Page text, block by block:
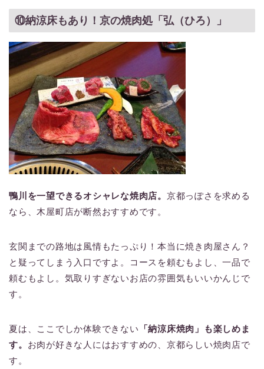
⑩納涼床もあり！京の焼肉処「弘（ひろ）」
鴨川を一望できるオシャレな焼肉店。 京都っぽさを求める
なら、木屋町店が断然おすすめです。
玄関までの路地は風情もたっぷり！本当に焼き肉屋さん？
と疑ってしまう入口ですよ。コースを頼むもよし、一品で
頼むもよし。気取りすぎないお店の雰囲気もいいかんじで
す。
夏は、ここでしか体験できない 「納涼床焼肉」も楽しめま
す。 お肉が好きな人にはおすすめの、京都らしい焼肉店で
す。